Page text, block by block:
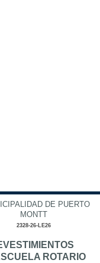
DE PUERTO
MONTT
2328-26-LE26
ROTARIO